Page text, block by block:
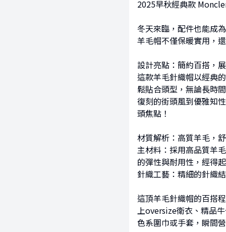
2025早秋經典款
冬天來臨，配件也能成
羊毛帽不僅保暖實用，
設計亮點：簡約百搭，
這款羊毛針織帽以經典
鬆貼合頭型，無論長時
復刻的街頭風到優雅知
頭焦點！
材質解析：高質羊毛，
主材料：採用高品質羊
的彈性與耐用性，經得
針織工藝：精細的針織
這頂羊毛針織帽的百搭
上oversize衛衣、精品
色系圍巾或手套，瞬間